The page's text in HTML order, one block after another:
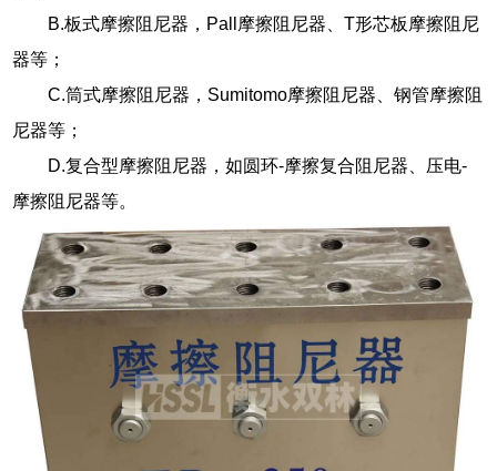
B.板式摩擦阻尼器，Pall摩擦阻尼器、T形芯板摩擦阻尼
器等；
C.筒式摩擦阻尼器，Sumitomo摩擦阻尼器、钢管摩擦阻
尼器等；
D.复合型摩擦阻尼器，如圆环-摩擦复合阻尼器、压电-
摩擦阻尼器等。